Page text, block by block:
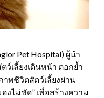
Pet Hospital) ผู้นำ
เลี้ยงเดินหน้า ตอกย้ำ
พชีวิตสัตว์เลี้ยงผ่าน
ไม่ชัด” เพื่อสร้างความ